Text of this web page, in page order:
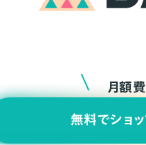
月額
無料でショ